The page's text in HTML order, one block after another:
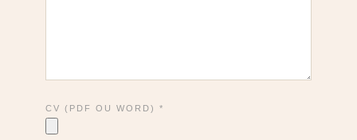
CV (PDF OU WORD) *